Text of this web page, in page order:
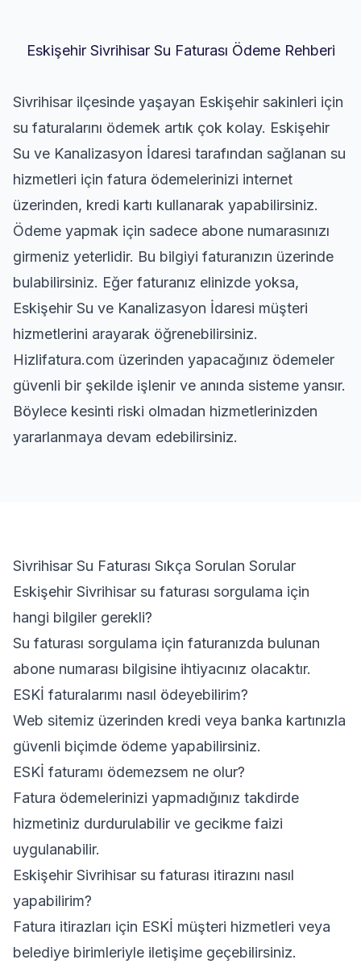
Eskişehir Sivrihisar Su Faturası Ödeme Rehberi
Sivrihisar ilçesinde yaşayan Eskişehir sakinleri için
su faturalarını ödemek artık çok kolay. Eskişehir
Su ve Kanalizasyon İdaresi tarafından sağlanan su
hizmetleri için fatura ödemelerinizi internet
üzerinden, kredi kartı kullanarak yapabilirsiniz.
Ödeme yapmak için sadece abone numarasınızı
girmeniz yeterlidir. Bu bilgiyi faturanızın üzerinde
bulabilirsiniz. Eğer faturanız elinizde yoksa,
Eskişehir Su ve Kanalizasyon İdaresi müşteri
hizmetlerini arayarak öğrenebilirsiniz.
Hizlifatura.com üzerinden yapacağınız ödemeler
güvenli bir şekilde işlenir ve anında sisteme yansır.
Böylece kesinti riski olmadan hizmetlerinizden
yararlanmaya devam edebilirsiniz.
Sivrihisar Su Faturası Sıkça Sorulan Sorular
Eskişehir Sivrihisar su faturası sorgulama için
hangi bilgiler gerekli?
Su faturası sorgulama için faturanızda bulunan
abone numarası bilgisine ihtiyacınız olacaktır.
ESKİ faturalarımı nasıl ödeyebilirim?
Web sitemiz üzerinden kredi veya banka kartınızla
güvenli biçimde ödeme yapabilirsiniz.
ESKİ faturamı ödemezsem ne olur?
Fatura ödemelerinizi yapmadığınız takdirde
hizmetiniz durdurulabilir ve gecikme faizi
uygulanabilir.
Eskişehir Sivrihisar su faturası itirazını nasıl
yapabilirim?
Fatura itirazları için ESKİ müşteri hizmetleri veya
belediye birimleriyle iletişime geçebilirsiniz.